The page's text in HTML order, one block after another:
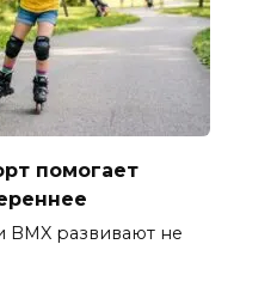
помогает
BMX развивают не